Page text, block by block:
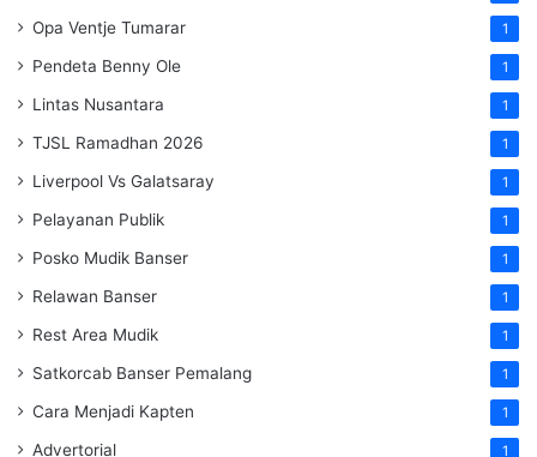
Opa Ventje Tumarar 1
Pendeta Benny Ole 1
Lintas Nusantara 1
TJSL Ramadhan 2026 1
Liverpool Vs Galatsaray 1
Pelayanan Publik 1
Posko Mudik Banser 1
Relawan Banser 1
Rest Area Mudik 1
Satkorcab Banser Pemalang 1
Cara Menjadi Kapten 1
Advertorial 1